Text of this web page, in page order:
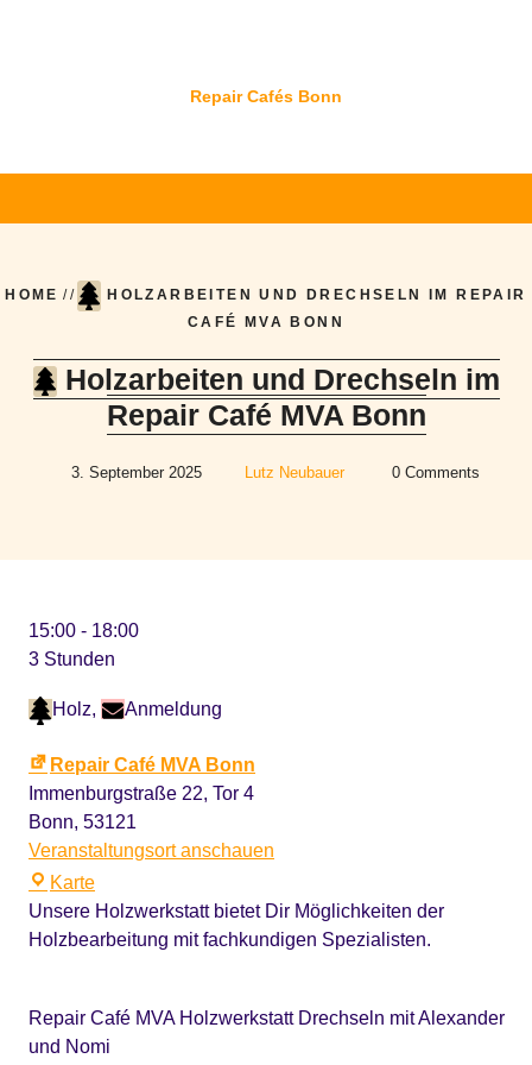
Repair Cafés Bonn
HOME / /
HOLZARBEITEN UND DRECHSELN IM REPAIR
CAFÉ MVA BONN
Holzarbeiten und Drechseln im
Repair Café MVA Bonn
3. September 2025 Lutz Neubauer 0 Comments
15:00 - 18:00
3 Stunden
Holz, Anmeldung
Repair Café MVA Bonn
Immenburgstraße 22, Tor 4
Bonn, 53121
Veranstaltungsort anschauen
Karte
Café
MVA
Unsere Holzwerkstatt bietet Dir Möglichkeiten der
Holzbearbeitung mit fachkundigen Spezialisten.
Repair Café MVA Holzwerkstatt Drechseln mit Alexander
und Nomi